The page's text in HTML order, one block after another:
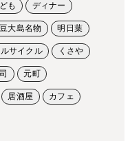
も ディナー
大島名物 明日葉
サイクル くさや
元町
居酒屋 カフェ